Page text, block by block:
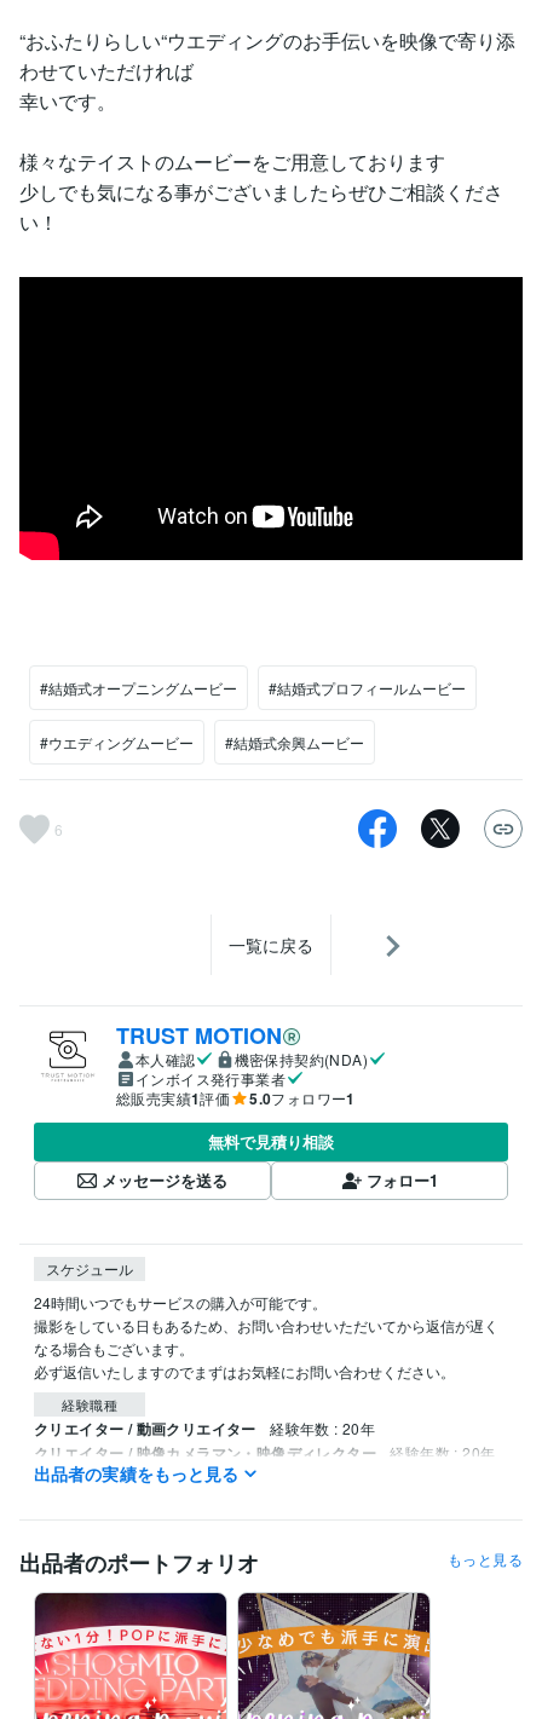
“おふたりらしい“ウエディングのお手伝いを映像で寄り添
わせていただければ
幸いです。
様々なテイストのムービーをご用意しております
少しでも気になる事がございましたらぜひご相談くださ
い！
#結婚式オープニングムービー #結婚式プロフィールムービー
#ウエディングムービー #結婚式余興ムービー
6
一覧に戻る
TRUST MOTION
本人確認
機密保持契約(NDA)
インボイス発行事業者
総販売実績1評価 5.0フォロワー1
無料で見積り相談
メッセージを送る
フォロー1
スケジュール
24時間いつでもサービスの購入が可能です。
撮影をしている日もあるため、お問い合わせいただいてから返信が遅く
なる場合もございます。
必ず返信いたしますのでまずはお気軽にお問い合わせください。
経験職種
クリエイター / 動画クリエイター 経験年数 : 20年
クリエイター / 映像カメラマン・映像ディレクター 経験年数 : 20年
クリエイター / 写真家・カメラマン
ビジネス・クリエイティブツール
Motion:15年Media Encoder:10年
得意分野
動画編集・映像制作 動画・アニメーション・結婚式ムービー全般
出品者の実績をもっと見る
出品者のポートフォリオ もっと見る